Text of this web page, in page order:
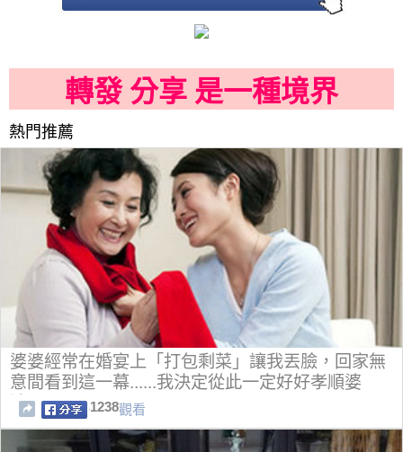
轉發 分享 是一種境界
熱門推薦
婆婆經常在婚宴上「打包剩菜」讓我丟臉，回家無
意間看到這一幕......我決定從此一定好好孝順婆
婆！
1238觀看